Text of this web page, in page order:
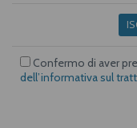
Confermo di aver
dell’informativa sul